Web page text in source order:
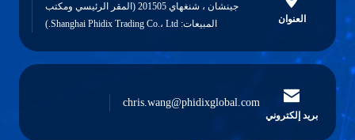
العنوان
جينشان ، شنغهاي 201505 (المقر الرئيسي ومكتب
المبيعات: Shanghai Phidix Trading Co.، Ltd.)
بريد إلكتروني
chris.wang@phidixglobal.com